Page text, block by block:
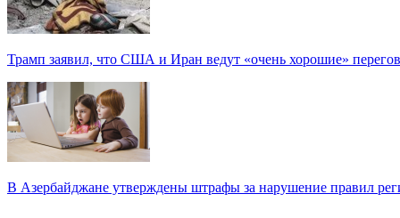
Трамп заявил, что США и Иран ведут «очень хорошие»
В Азербайджане утверждены штрафы за нарушение правил